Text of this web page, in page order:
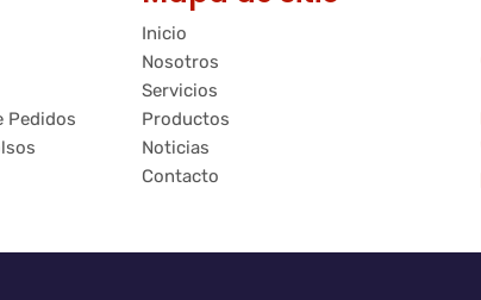
Pedidos
Inicio
Nosotros
Servicios
Productos
Noticias
Contacto